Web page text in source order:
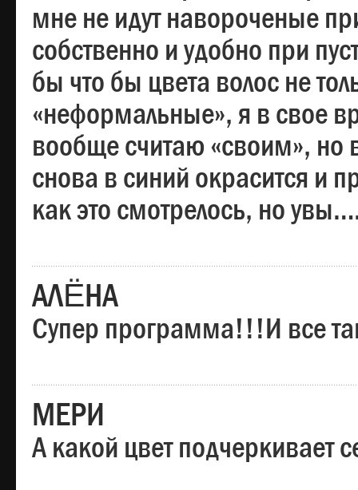
мне не идут навороченые
собственно и удобно при
бы что бы цвета волос не
«неформальные», я в свое
вообще считаю «своим», но
снова в синий окрасится и
как это смотрелось, но
АЛЁНА
Супер программа!!!И все
МЕРИ
А какой цвет подчеркивает